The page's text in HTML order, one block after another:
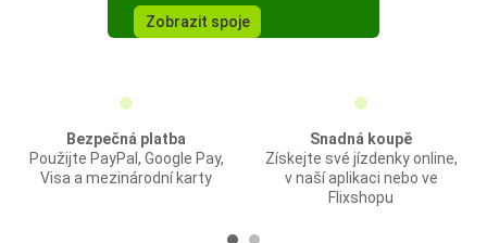
Zobrazit spoje
Bezpečná platba
Použijte PayPal, Google Pay,
Visa a mezinárodní karty
Snadná koupě
Získejte své jízdenky online,
v naší aplikaci nebo ve
Flixshopu